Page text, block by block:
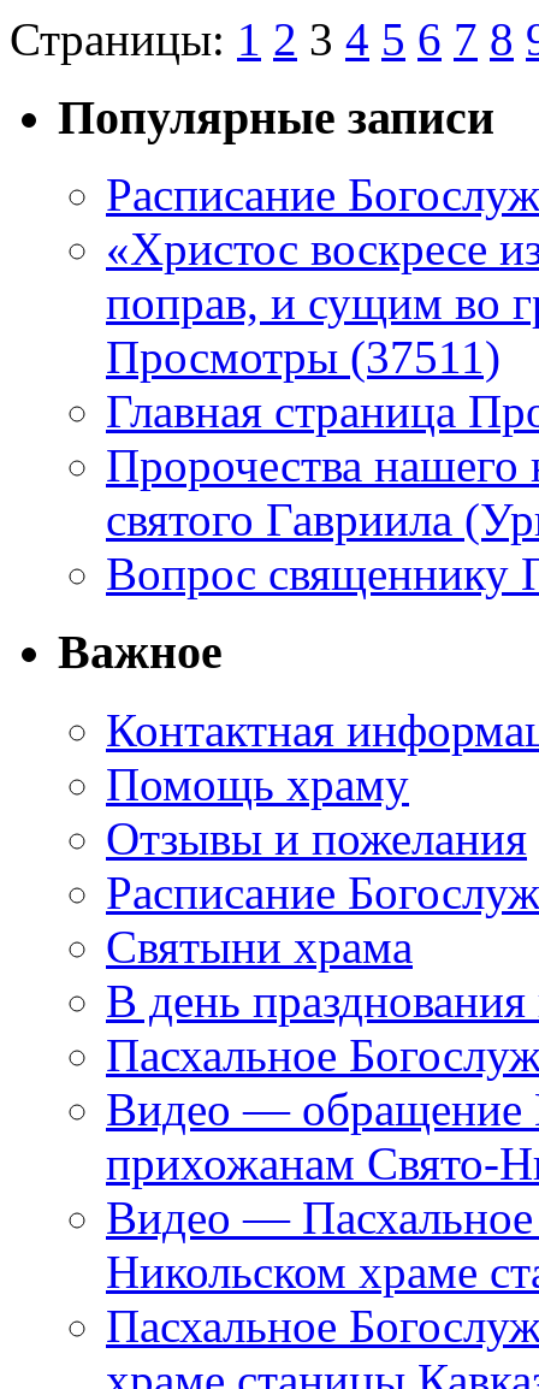
Страницы: 1 2 3 4 5 6 7 8
Популярные записи
Расписание
«Христос воскресе
поправ, и сущим во
Просмотры (37511)
Главная страница
Пророчества нашего
святого Гавриила
Вопрос священнику
Важное
Контактная
Помощь храму
Отзывы и пожелания
Расписание
Святыни храма
В день
Пасхальное
Видео — обращение
прихожанам Свято-
Видео — Пасхальное
Никольском храме
Пасхальное